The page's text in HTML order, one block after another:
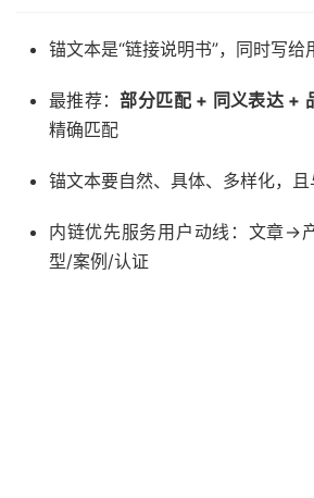
锚文本是“链接说明书”，同时写
最推荐：部分匹配 + 同义表达 +
精确匹配
锚文本要自然、具体、多样化，
内链优先服务用户动线：文章→
型/案例/认证